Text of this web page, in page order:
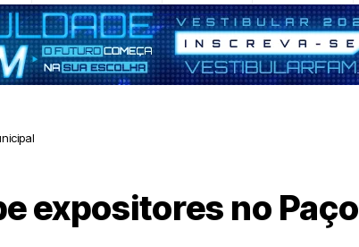
expositores no Paço